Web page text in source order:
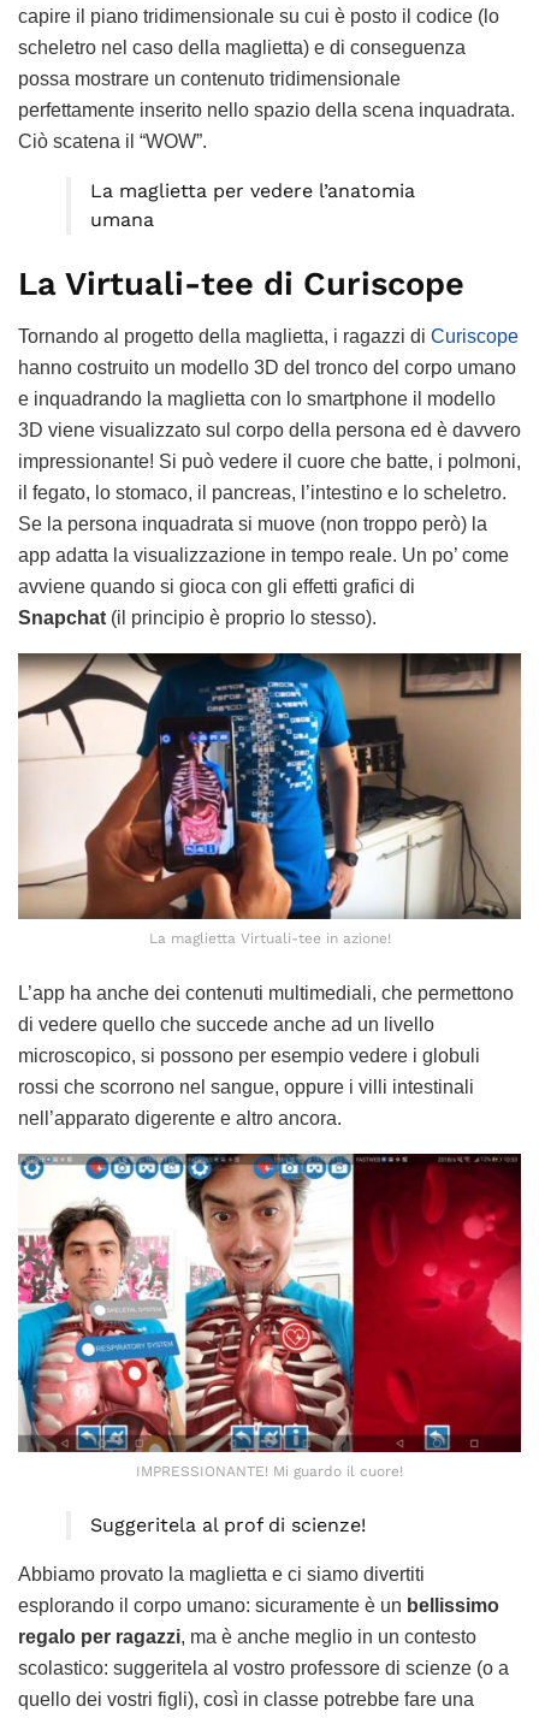
capire il piano tridimensionale su cui è posto il codice (lo
scheletro nel caso della maglietta) e di conseguenza
possa mostrare un contenuto tridimensionale
perfettamente inserito nello spazio della scena inquadrata.
Ciò scatena il “WOW”.
La maglietta per vedere l’anatomia
umana
La Virtuali-tee di Curiscope
Tornando al progetto della maglietta, i ragazzi di Curiscope
hanno costruito un modello 3D del tronco del corpo umano
e inquadrando la maglietta con lo smartphone il modello
3D viene visualizzato sul corpo della persona ed è davvero
impressionante! Si può vedere il cuore che batte, i polmoni,
il fegato, lo stomaco, il pancreas, l’intestino e lo scheletro.
Se la persona inquadrata si muove (non troppo però) la
app adatta la visualizzazione in tempo reale. Un po’ come
avviene quando si gioca con gli effetti grafici di
Snapchat (il principio è proprio lo stesso).
La maglietta Virtuali-tee in azione!
L’app ha anche dei contenuti multimediali, che permettono
di vedere quello che succede anche ad un livello
microscopico, si possono per esempio vedere i globuli
rossi che scorrono nel sangue, oppure i villi intestinali
nell’apparato digerente e altro ancora.
IMPRESSIONANTE! Mi guardo il cuore!
Suggeritela al prof di scienze!
Abbiamo provato la maglietta e ci siamo divertiti
esplorando il corpo umano: sicuramente è un bellissimo
regalo per ragazzi, ma è anche meglio in un contesto
scolastico: suggeritela al vostro professore di scienze (o a
quello dei vostri figli), così in classe potrebbe fare una